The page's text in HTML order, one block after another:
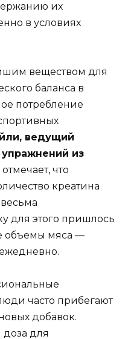
их
в условиях
веществом для
баланса в
потребление
ведущий
из
отмечает, что
креатина
для этого пришлось
объемы мяса —
часто прибегают
добавок.
доза для